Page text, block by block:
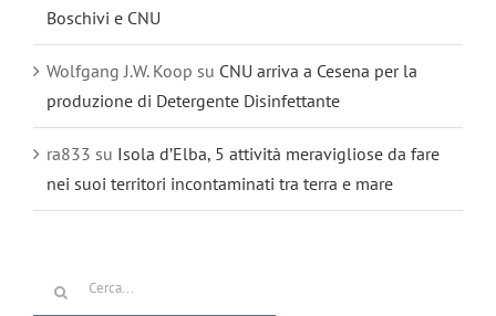
Boschivi e CNU
Wolfgang J.W. Koop su CNU arriva a Cesena per la
produzione di Detergente Disinfettante
ra833 su Isola d’Elba, 5 attività meravigliose da fare
nei suoi territori incontaminati tra terra e mare
per: